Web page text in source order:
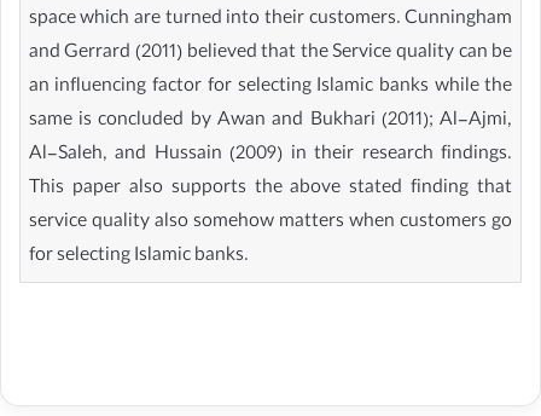
space which are turned into their customers. Cunningham
and Gerrard (2011) believed that the Service quality can be
an influencing factor for selecting Islamic banks while the
same is concluded by Awan and Bukhari (2011); Al-Ajmi,
Al-Saleh, and Hussain (2009) in their research findings.
This paper also supports the above stated finding that
service quality also somehow matters when customers go
for selecting Islamic banks.